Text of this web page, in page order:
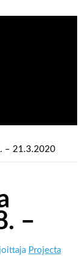
– 21.3.2020
–
Projecta